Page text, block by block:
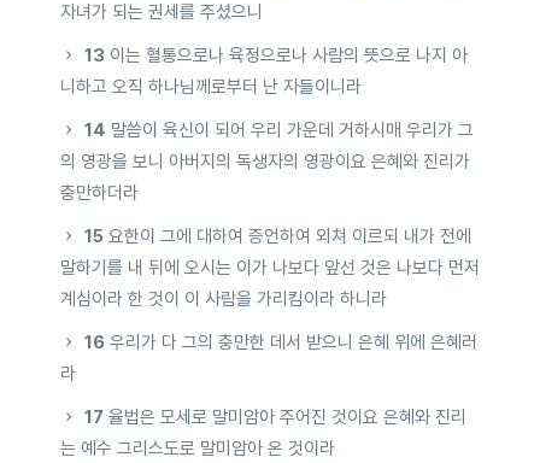
자녀가 되는 권세를 주셨으니
13이는 혈통으로나 육정으로나 사람의 뜻으로 나지 아
니하고 오직 하나님께로부터 난 자들이니라
14 말씀이 육신이 되어 우리 가운데 거하시매 우리가 그
의 영광을 보니 아버지의 독생자의 영광이요 은혜와 진리가
충만하더라
15요한이 그에 대하여 증언하여 외쳐 이르되 내가 전에
말하기를 내 뒤에 오시는 이가 나보다 앞선 것은 나보다 먼저
계심이라 한 것이 이 사람을 가리킴이라 하니라
16우리가 다 그의 충만한 데서 받으니 은혜 위에 은혜러
라
17 율법은 모세로 말미암아 주어진 것이요 은혜와 진리
는 예수 그리스도로 말미암아 온 것이라